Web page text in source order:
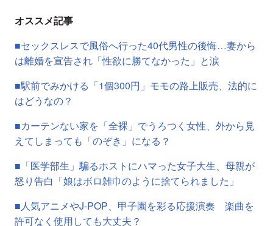
オススメ記事
■セックスレスで風俗へ行った40代男性の後悔…妻から
は離婚を宣告され「性欲に勝てなかった」と涙
■駅前でみかける「1個300円」モモの路上販売、法的に
はどうなの？
■カーテンない家を「全裸」でうろつく女性、外から見
えてしまっても「のぞき」になる？
■「医学部生」騙るホストにハマった女子大生、母親が
怒り告白「娘はボロ雑巾のように捨てられました」
■人気アニメやJ-POP、甲子園を彩る応援演奏 楽曲を
許可なく使用しても大丈夫？